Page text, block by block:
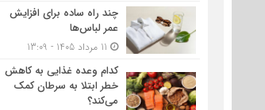
چند راه ساده برای افزایش
عمر لباس‌ها
کدام وعده غذایی به کاهش
خطر ابتلا به سرطان کمک
می‌کند؟